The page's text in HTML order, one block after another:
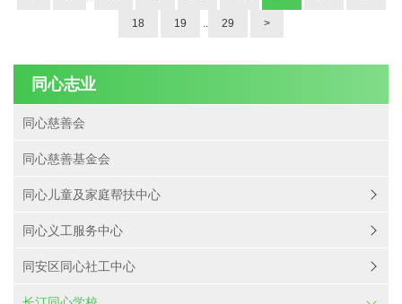
18 19 .. 29 >
同心志业
同心慈善会
同心慈善基金会
同心儿童及家庭帮扶中心
同心义工服务中心
同安区同心社工中心